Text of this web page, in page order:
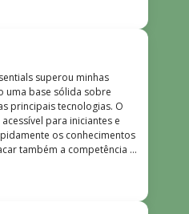
superou minhas
uma base sólida sobre
principais tecnologias. O
para iniciantes e
os conhecimentos
também a competência e
Peterson, que
e soube explicar